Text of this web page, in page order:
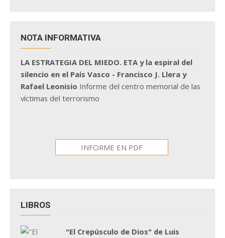
NOTA INFORMATIVA
LA ESTRATEGIA DEL MIEDO. ETA y la espiral del
silencio en el País Vasco - Francisco J. Llera y
Rafael Leonisio Informe del centro memorial de las
víctimas del terrorismo
INFORME EN PDF
LIBROS
"El Crepúsculo de Dios" de Luis